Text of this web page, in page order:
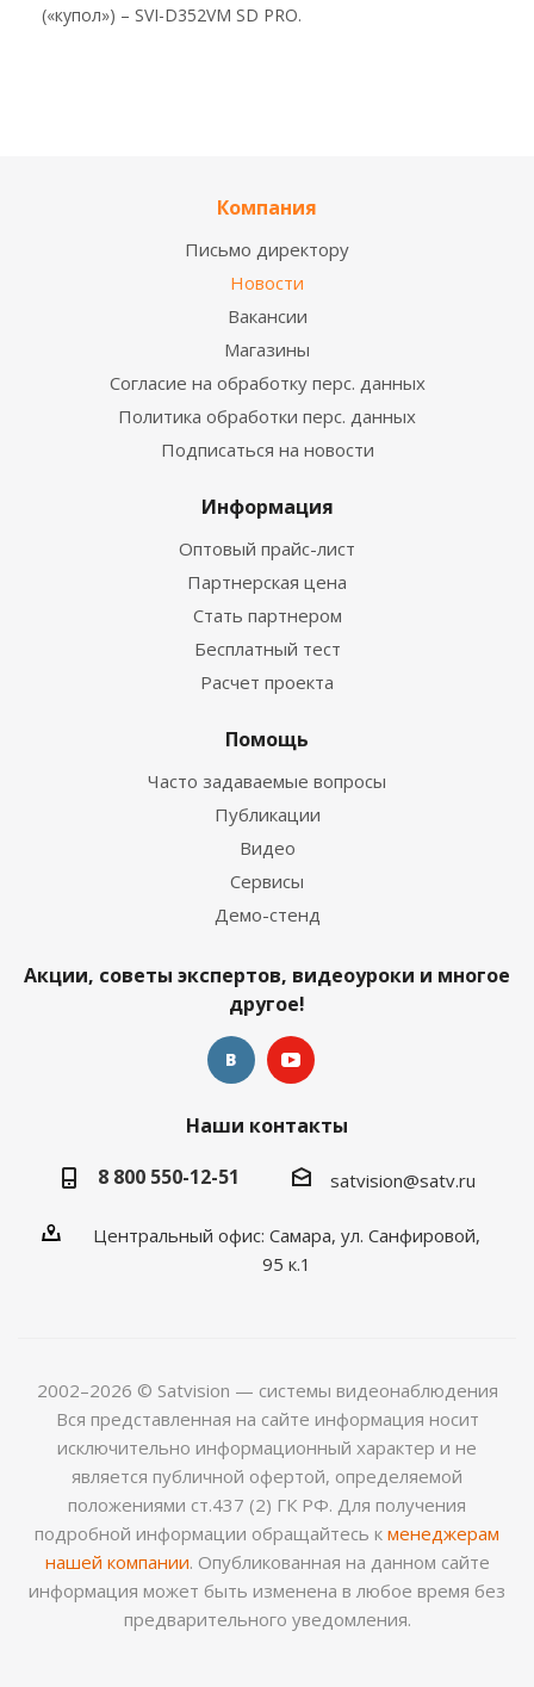
(«купол») – SVI-D352VM SD PRO.
Компания
Письмо директору
Новости
Вакансии
Магазины
Согласие на обработку перс. данных
Политика обработки перс. данных
Подписаться на новости
Информация
Оптовый прайс-лист
Партнерская цена
Стать партнером
Бесплатный тест
Расчет проекта
Помощь
Часто задаваемые вопросы
Публикации
Видео
Сервисы
Демо-стенд
Акции, советы экспертов, видеоуроки и многое
другое!
Наши контакты
8 800 550-12-51
satvision@satv.ru
Центральный офис: Самара, ул. Санфировой,
95 к.1
2002–2026 © Satvision — системы видеонаблюдения
Вся представленная на сайте информация носит
исключительно информационный характер и не
является публичной офертой, определяемой
положениями ст.437 (2) ГК РФ. Для получения
подробной информации обращайтесь к менеджерам
нашей компании. Опубликованная на данном сайте
информация может быть изменена в любое время без
предварительного уведомления.